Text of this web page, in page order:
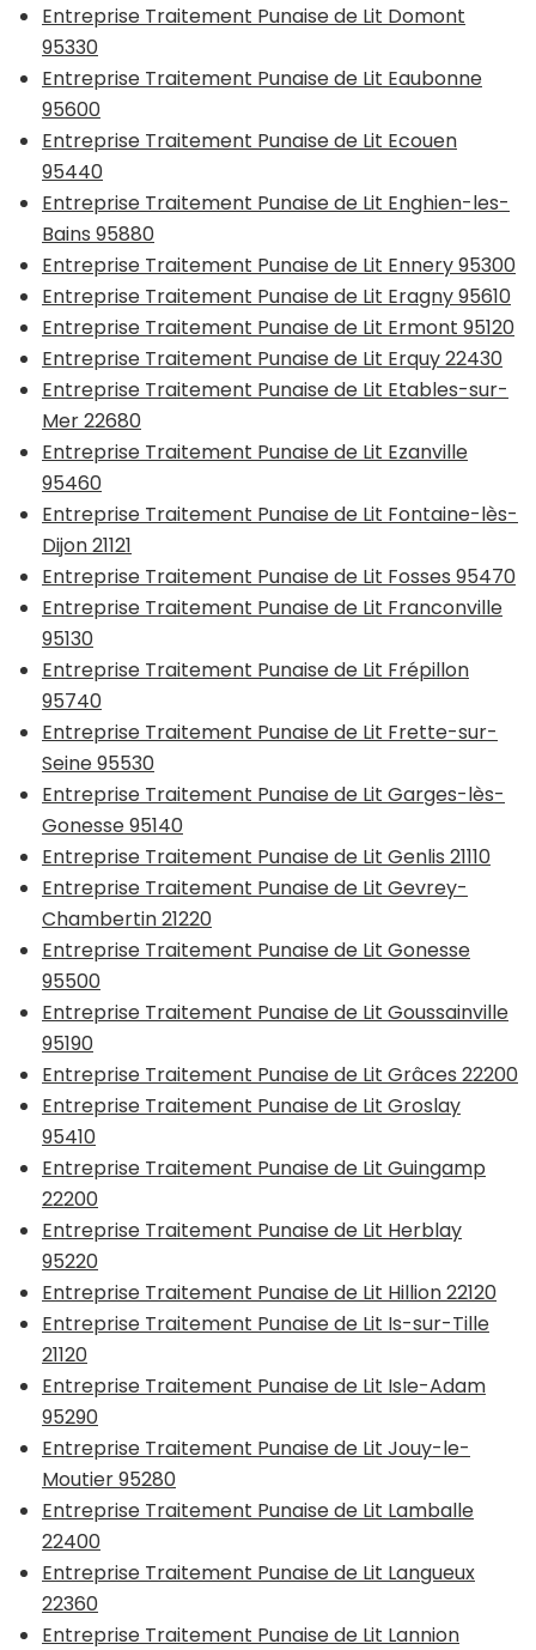
Entreprise Traitement Punaise de Lit Domont
95330
Entreprise Traitement Punaise de Lit Eaubonne
95600
Entreprise Traitement Punaise de Lit Ecouen
95440
Entreprise Traitement Punaise de Lit Enghien-les-
Bains 95880
Entreprise Traitement Punaise de Lit Ennery 95300
Entreprise Traitement Punaise de Lit Eragny 95610
Entreprise Traitement Punaise de Lit Ermont 95120
Entreprise Traitement Punaise de Lit Erquy 22430
Entreprise Traitement Punaise de Lit Etables-sur-
Mer 22680
Entreprise Traitement Punaise de Lit Ezanville
95460
Entreprise Traitement Punaise de Lit Fontaine-lès-
Dijon 21121
Entreprise Traitement Punaise de Lit Fosses 95470
Entreprise Traitement Punaise de Lit Franconville
95130
Entreprise Traitement Punaise de Lit Frépillon
95740
Entreprise Traitement Punaise de Lit Frette-sur-
Seine 95530
Entreprise Traitement Punaise de Lit Garges-lès-
Gonesse 95140
Entreprise Traitement Punaise de Lit Genlis 21110
Entreprise Traitement Punaise de Lit Gevrey-
Chambertin 21220
Entreprise Traitement Punaise de Lit Gonesse
95500
Entreprise Traitement Punaise de Lit Goussainville
95190
Entreprise Traitement Punaise de Lit Grâces 22200
Entreprise Traitement Punaise de Lit Groslay
95410
Entreprise Traitement Punaise de Lit Guingamp
22200
Entreprise Traitement Punaise de Lit Herblay
95220
Entreprise Traitement Punaise de Lit Hillion 22120
Entreprise Traitement Punaise de Lit Is-sur-Tille
21120
Entreprise Traitement Punaise de Lit Isle-Adam
95290
Entreprise Traitement Punaise de Lit Jouy-le-
Moutier 95280
Entreprise Traitement Punaise de Lit Lamballe
22400
Entreprise Traitement Punaise de Lit Langueux
22360
Entreprise Traitement Punaise de Lit Lannion